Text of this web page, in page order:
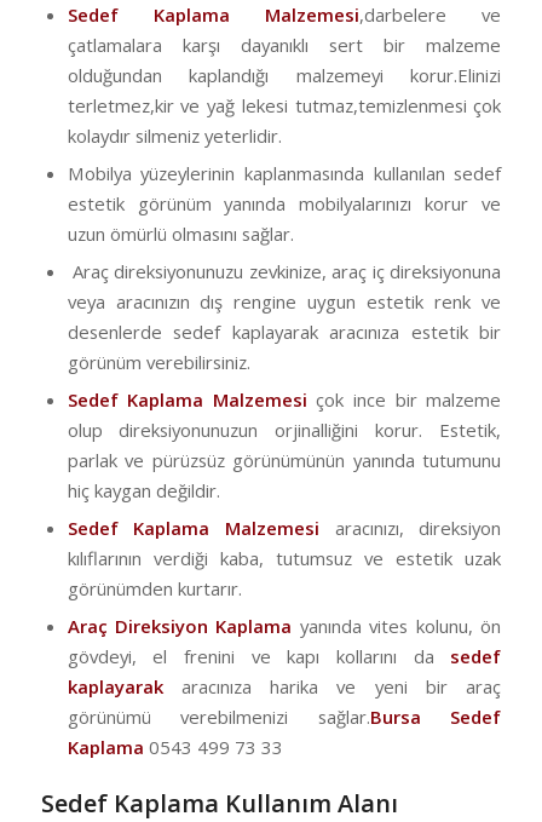
Sedef Kaplama Malzemesi,darbelere ve
çatlamalara karşı dayanıklı sert bir malzeme
olduğundan kaplandığı malzemeyi korur.Elinizi
terletmez,kir ve yağ lekesi tutmaz,temizlenmesi çok
kolaydır silmeniz yeterlidir.
Mobilya yüzeylerinin kaplanmasında kullanılan sedef
estetik görünüm yanında mobilyalarınızı korur ve
uzun ömürlü olmasını sağlar.
Araç direksiyonunuzu zevkinize, araç iç direksiyonuna
veya aracınızın dış rengine uygun estetik renk ve
desenlerde sedef kaplayarak aracınıza estetik bir
görünüm verebilirsiniz.
Sedef Kaplama Malzemesi çok ince bir malzeme
olup direksiyonunuzun orjinalliğini korur. Estetik,
parlak ve pürüzsüz görünümünün yanında tutumunu
hiç kaygan değildir.
Sedef Kaplama Malzemesi aracınızı, direksiyon
kılıflarının verdiği kaba, tutumsuz ve estetik uzak
görünümden kurtarır.
Araç Direksiyon Kaplama yanında vites kolunu, ön
gövdeyi, el frenini ve kapı kollarını da sedef
kaplayarakaracınıza harika ve yeni bir araç
görünümü verebilmenizi sağlar.Bursa Sedef
Kaplama 0543 499 73 33
Sedef Kaplama Kullanım Alanı